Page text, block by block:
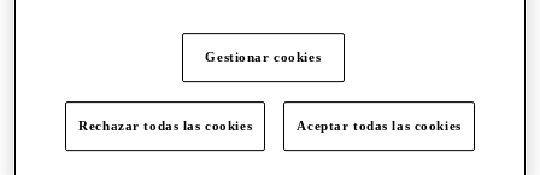
Servicios
Descubre la región
Tarjeta regalo
Gestionar cookies
Rechazar todas las cookies Aceptar todas las cookies